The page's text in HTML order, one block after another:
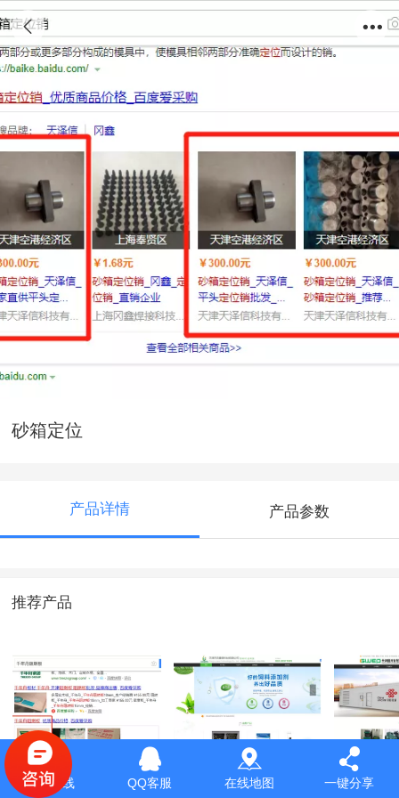
砂箱定位
产品详情 产品参数
推荐产品
千年舟
天津市克雷恩科技
有限公司
天津国
电源有
服务热线 QQ客服 在线地图 一键分享